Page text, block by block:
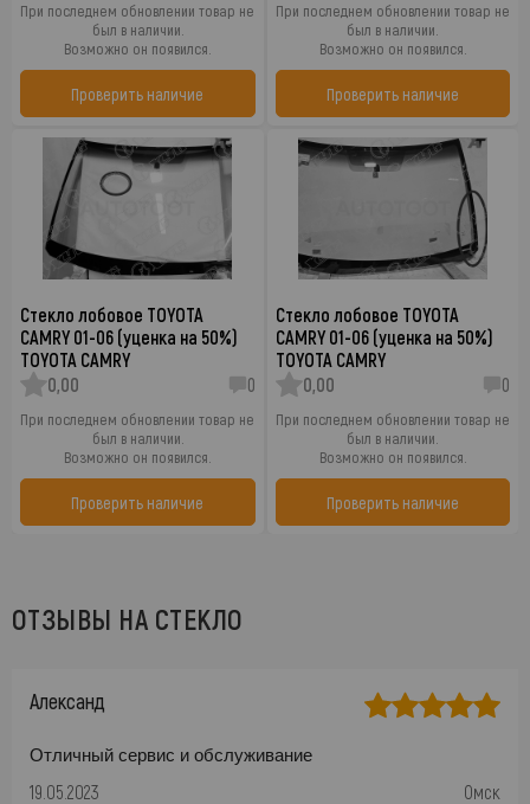
При последнем обновлении товар не
был в наличии.
Возможно он появился.
Проверить наличие
При последнем обновлении товар не
был в наличии.
Возможно он появился.
Проверить наличие
Стекло лобовое TOYOTA
CAMRY 01-06 (уценка на 50%)
TOYOTA CAMRY
0,00
0
При последнем обновлении товар не
был в наличии.
Возможно он появился.
Проверить наличие
Стекло лобовое TOYOTA
CAMRY 01-06 (уценка на 50%)
TOYOTA CAMRY
0,00
0
При последнем обновлении товар не
был в наличии.
Возможно он появился.
Проверить наличие
ОТЗЫВЫ НА СТЕКЛО
Александ
Отличный сервис и обслуживание
19.05.2023 Омск